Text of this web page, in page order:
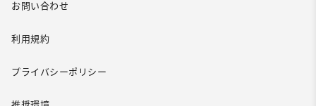
お問い合わせ
利用規約
プライバシーポリシー